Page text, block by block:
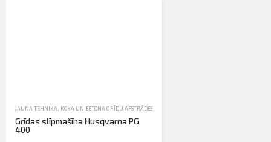
JAUNA TEHNIKA KOKA UN BETONA GRĪDU APSTRĀDES TEHNIKA
Grīdas slīpmašīna Husqvarna PG
400